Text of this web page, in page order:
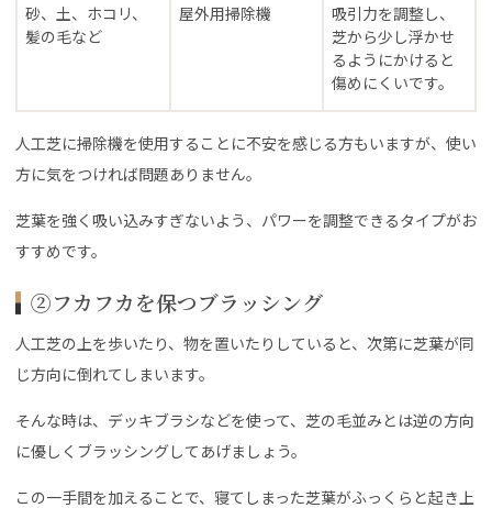
砂、土、ホコリ、
髪の毛など
屋外用掃除機
吸引力を調整し、
芝から少し浮かせ
るようにかけると
傷めにくいです。
人工芝に掃除機を使用することに不安を感じる方もいますが、使い
方に気をつければ問題ありません。
芝葉を強く吸い込みすぎないよう、パワーを調整できるタイプがお
すすめです。
②フカフカを保つブラッシング
人工芝の上を歩いたり、物を置いたりしていると、次第に芝葉が同
じ方向に倒れてしまいます。
そんな時は、デッキブラシなどを使って、芝の毛並みとは逆の方向
に優しくブラッシングしてあげましょう。
この一手間を加えることで、寝てしまった芝葉がふっくらと起き上